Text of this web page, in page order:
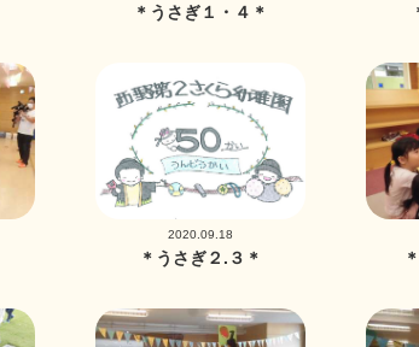
＊うさぎ１・４＊
2020.09.18
＊うさぎ２.３＊